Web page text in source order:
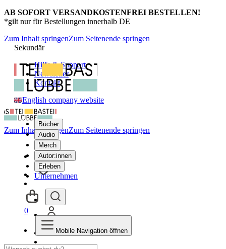
AB SOFORT VERSANDKOSTENFREI BESTELLEN!
*gilt nur für Bestellungen innerhalb DE
Zum Inhalt springenZum Seitenende springen
Sekundär
Hilfe & Support
Newsletter
Kontakt
English company website
Bücher
Audio
Merch
Autor:innen
Erleben
Unternehmen
Zum Inhalt springenZum Seitenende springen
0
Mobile Navigation öffnen